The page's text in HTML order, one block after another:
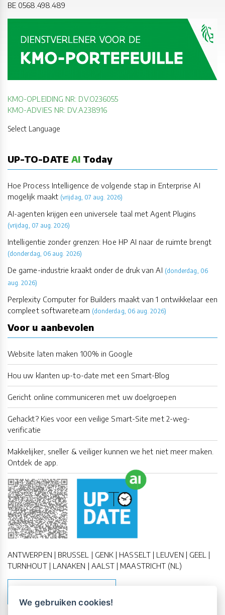
BE 0568.498.489
KMO-OPLEIDING NR: DV.O236055
KMO-ADVIES NR: DV.A238916
Select Language
UP-TO-DATE AI Today
Hoe Process Intelligence de volgende stap in Enterprise AI
mogelijk maakt (vrijdag, 07 aug. 2026)
AI-agenten krijgen een universele taal met Agent Plugins
(vrijdag, 07 aug. 2026)
Intelligentie zonder grenzen: Hoe HP AI naar de ruimte brengt
(donderdag, 06 aug. 2026)
De game-industrie kraakt onder de druk van AI (donderdag, 06
aug. 2026)
Perplexity Computer for Builders maakt van 1 ontwikkelaar een
compleet softwareteam (donderdag, 06 aug. 2026)
Voor u aanbevolen
Website laten maken 100% in Google
Hou uw klanten up-to-date met een Smart-Blog
Gericht online communiceren met uw doelgroepen
Gehackt? Kies voor een veilige Smart-Site met 2-weg-
verificatie
Makkelijker, sneller & veiliger kunnen we het niet meer maken.
Ontdek de app.
ANTWERPEN | BRUSSEL | GENK | HASSELT | LEUVEN | GEEL |
TURNHOUT | LANAKEN | AALST | MAASTRICHT (NL)
We gebruiken cookies!